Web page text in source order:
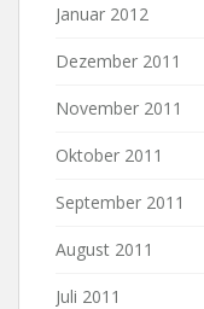
Januar 2012
Dezember 2011
November 2011
Oktober 2011
September 2011
August 2011
Juli 2011